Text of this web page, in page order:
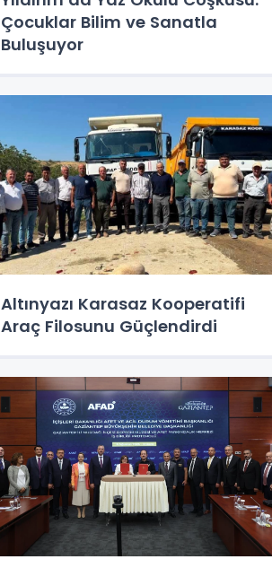
Çocuklar Bilim ve Sanatla
Buluşuyor
Altınyazı Karasaz Kooperatifi
Araç Filosunu Güçlendirdi